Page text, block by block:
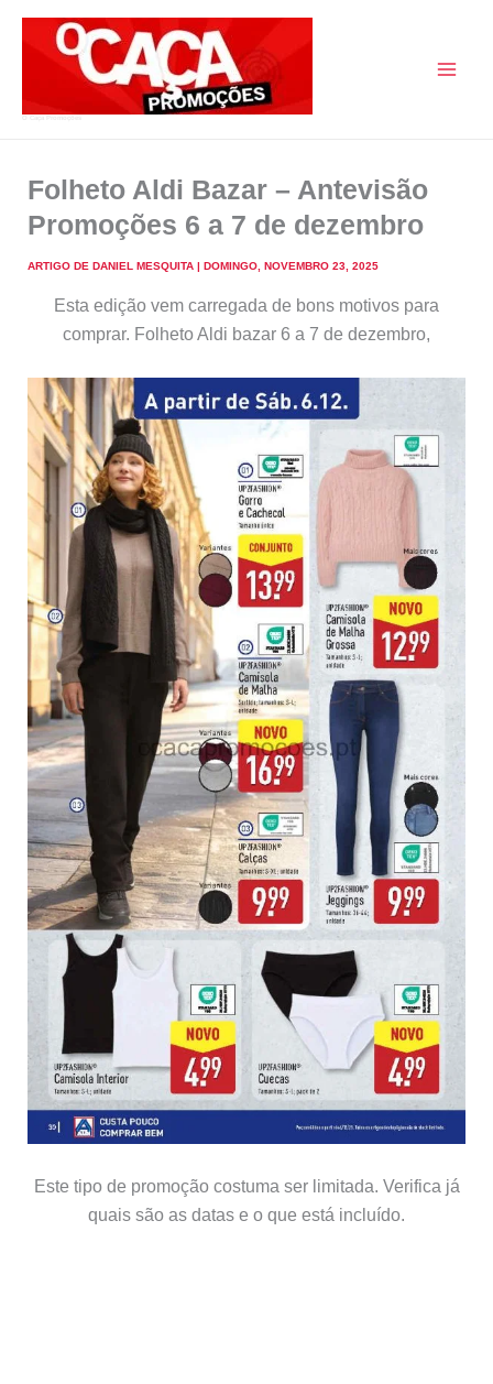
Folheto Aldi Bazar – Antevisão
Promoções 6 a 7 de dezembro
ARTIGO DE DANIEL MESQUITA | DOMINGO, NOVEMBRO 23, 2025
Esta edição vem carregada de bons motivos para
comprar. Folheto Aldi bazar 6 a 7 de dezembro,
Este tipo de promoção costuma ser limitada. Verifica já
quais são as datas e o que está incluído.